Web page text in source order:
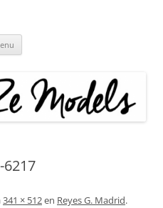
6217
341 × 512en Reyes G. Madrid.